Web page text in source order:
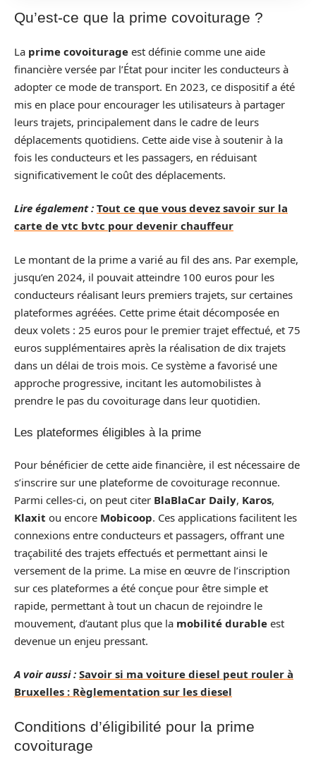
Qu’est-ce que la prime covoiturage ?
La prime covoiturage est définie comme une aide
financière versée par l’État pour inciter les conducteurs à
adopter ce mode de transport. En 2023, ce dispositif a été
mis en place pour encourager les utilisateurs à partager
leurs trajets, principalement dans le cadre de leurs
déplacements quotidiens. Cette aide vise à soutenir à la
fois les conducteurs et les passagers, en réduisant
significativement le coût des déplacements.
Lire également : Tout ce que vous devez savoir sur la
carte de vtc bvtc pour devenir chauffeur
Le montant de la prime a varié au fil des ans. Par exemple,
jusqu’en 2024, il pouvait atteindre 100 euros pour les
conducteurs réalisant leurs premiers trajets, sur certaines
plateformes agréées. Cette prime était décomposée en
deux volets : 25 euros pour le premier trajet effectué, et 75
euros supplémentaires après la réalisation de dix trajets
dans un délai de trois mois. Ce système a favorisé une
approche progressive, incitant les automobilistes à
prendre le pas du covoiturage dans leur quotidien.
Les plateformes éligibles à la prime
Pour bénéficier de cette aide financière, il est nécessaire de
s’inscrire sur une plateforme de covoiturage reconnue.
Parmi celles-ci, on peut citer BlaBlaCar Daily, Karos,
Klaxit ou encore Mobicoop. Ces applications facilitent les
connexions entre conducteurs et passagers, offrant une
traçabilité des trajets effectués et permettant ainsi le
versement de la prime. La mise en œuvre de l’inscription
sur ces plateformes a été conçue pour être simple et
rapide, permettant à tout un chacun de rejoindre le
mouvement, d’autant plus que la mobilité durable est
devenue un enjeu pressant.
A voir aussi : Savoir si ma voiture diesel peut rouler à
Bruxelles : Règlementation sur les diesel
Conditions d’éligibilité pour la prime
covoiturage